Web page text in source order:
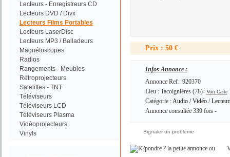
Lecteurs - Enregistreurs CD
Lecteurs DVD / Divx
Lecteurs Films Portables
Lecteurs LaserDisc
Lecteurs MP3 / Balladeurs
Magnétoscopes
Radios
Rangements - Meubles
Rétroprojecteurs
Satelittes - TNT
Téléviseurs
Téléviseurs LCD
Téléviseurs Plasma
Vidéoprojecteurs
Vinyls
Prix : 50 €
Infos Annonce :
Annonce Ref : 920370
Lieu : Tacoignières (78)- Voir Carte
Catégorie :Audio / Vidéo/
Annonce consultée 339 fois -
Signaler un problème
ou